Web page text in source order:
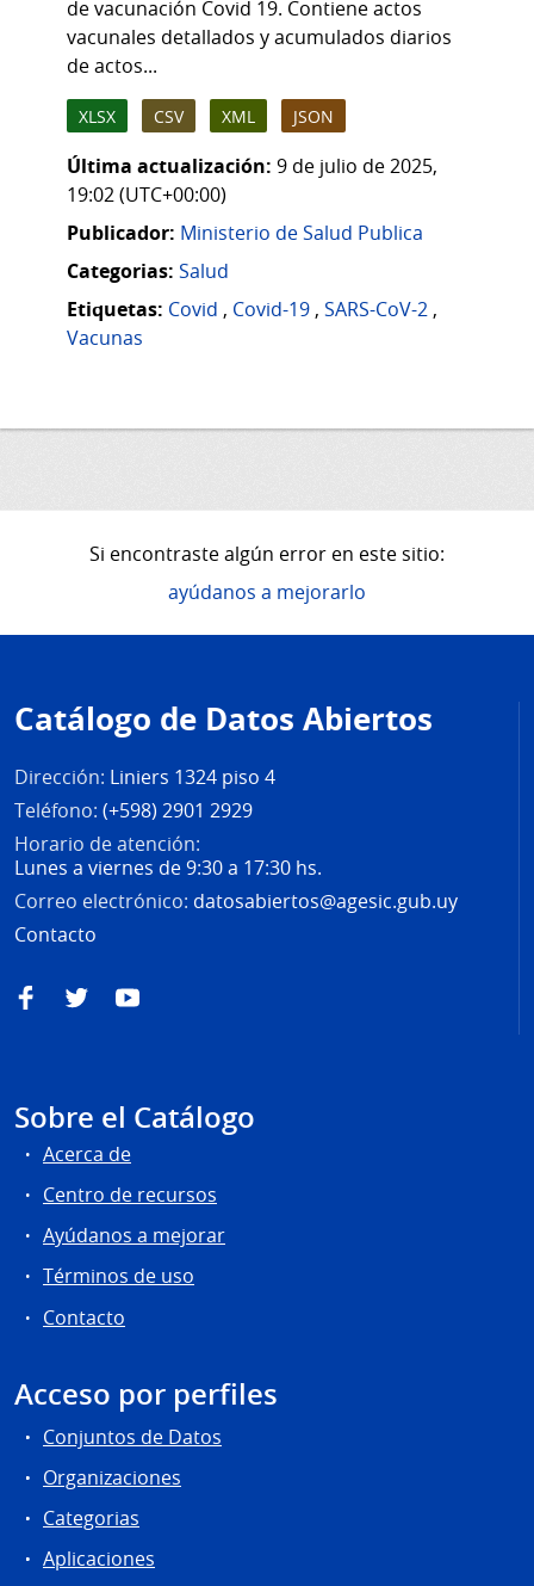
de vacunación Covid 19. Contiene actos
vacunales detallados y acumulados diarios
de actos...
XLSX CSV XML JSON
Última actualización: 9 de julio de 2025,
19:02 (UTC+00:00)
Publicador: Ministerio de Salud Publica
Categorias: Salud
Etiquetas: Covid , Covid-19 , SARS-CoV-2 ,
Vacunas
Si encontraste algún error en este sitio:
ayúdanos a mejorarlo
de
página
Catálogo de Datos Abiertos
Dirección: Liniers 1324 piso 4
Teléfono: (+598) 2901 2929
Horario de atención:
Lunes a viernes de 9:30 a 17:30 hs.
Correo electrónico: datosabiertos@agesic.gub.uy
Contacto
FacebookTwitterYouTube
Sobre el Catálogo
Acerca de
Centro de recursos
Ayúdanos a mejorar
Términos de uso
Contacto
Acceso por perfiles
Conjuntos de Datos
Organizaciones
Categorias
Aplicaciones